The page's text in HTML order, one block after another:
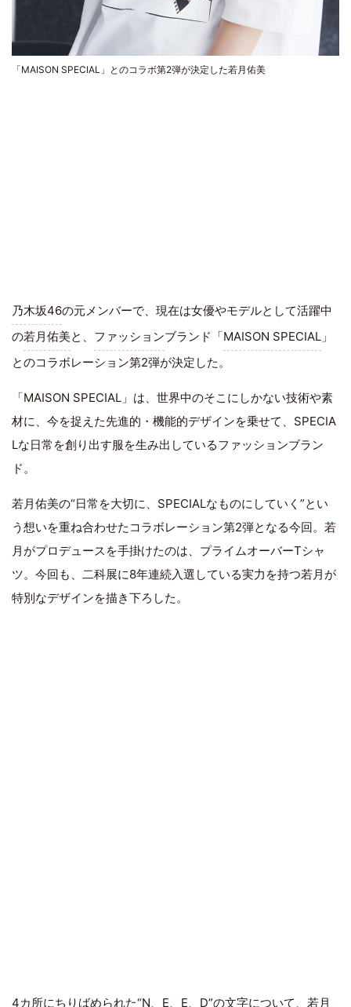
「MAISON SPECIAL」とのコラボ第2弾が決定した若月佑美
乃木坂46の元メンバーで、現在は女優やモデルとして活躍中
の若月佑美と、 ファッションブランド「MAISON SPECIAL 」
とのコラボレーション第2弾が決定した。
「MAISON SPECIAL」は、世界中のそこにしかない技術や素
材に、今を捉えた先進的・機能的デザインを乗せて、SPECIA
Lな日常を創り出す服を生み出しているファッションブラン
ド。
若月佑美の“日常を大切に、SPECIALなものにしていく”とい
う想いを重ね合わせたコラボレーション第2弾となる今回。若
月がプロデュースを手掛けたのは、プライムオーバーTシャ
ツ。今回も、二科展に8年連続入選している実力を持つ若月が
特別なデザインを描き下ろした。
4カ所にちりばめられた“N、E、E、D”の文字について、若月